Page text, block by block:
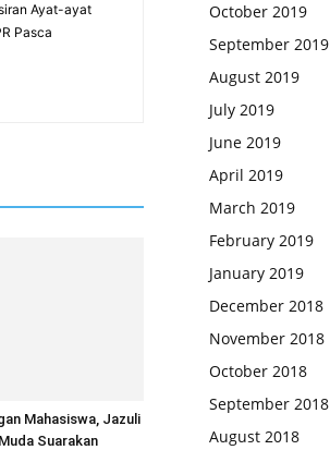
Ayat-ayat
Pasca
Mahasiswa, Jazuli
Suarakan
October 2019
September 2019
August 2019
July 2019
June 2019
April 2019
March 2019
February 2019
January 2019
December 2018
November 2018
October 2018
September 2018
August 2018